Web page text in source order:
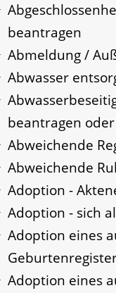
beantragen
Abmeldung /
Abwasser
beantragen
Abweichende
Abweichende
Adoption -
Adoption - sich
Adoption eines
Adoption eines